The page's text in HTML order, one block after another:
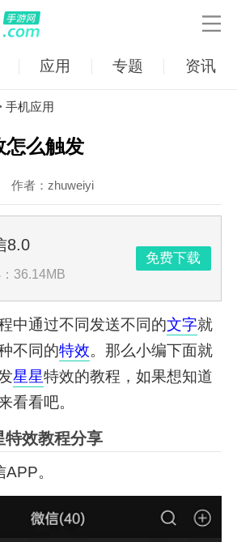

应用 专题 资讯
手机应用
怎么触发
作者：zhuweiyi
8.0
36.14MB
免费下载
中通过不同发送不同的文字就
不同的特效。那么小编下面就
星星特效的教程，如果想知道
看看吧。
特效教程分享
。